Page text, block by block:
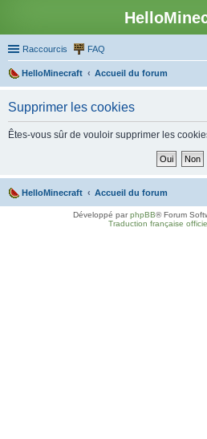
Raccourcis FAQ
HelloMinecraft
Accueil du forum
Supprimer les cookies
Êtes-vous sûr de vouloir supprimer les
HelloMinecraft Accueil du forum
Développé parphpBB® Forum
Traduction française